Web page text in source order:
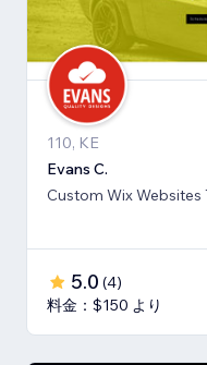
110, KE
Evans C.
Custom Wix Websites
5.0 (4)
料金：$150 より